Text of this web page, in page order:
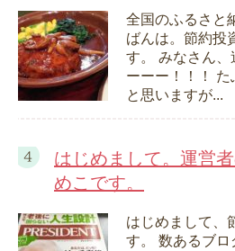
全国のふるさと
ばんは。節約投
す。 みなさん
ーーー！！！
と思いますが...
はじめまして。運営
めこです。
はじめまして、
す。 数あるブロ